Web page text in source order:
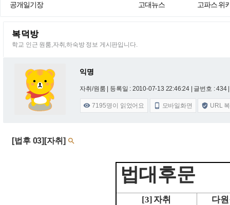
공개일기장 고대뉴스
고파스 위
복덕방
학교 인근 원룸,자취,하숙방 정보 게시판입니다.
익명
자취/원룸 | 등록일 : 2010-07-13 22:46:24 | 글번호 : 434
 7195명이 읽었어요  모바일화면  URL
[법후 03][자취] 
법대후문
[3] 자취 다